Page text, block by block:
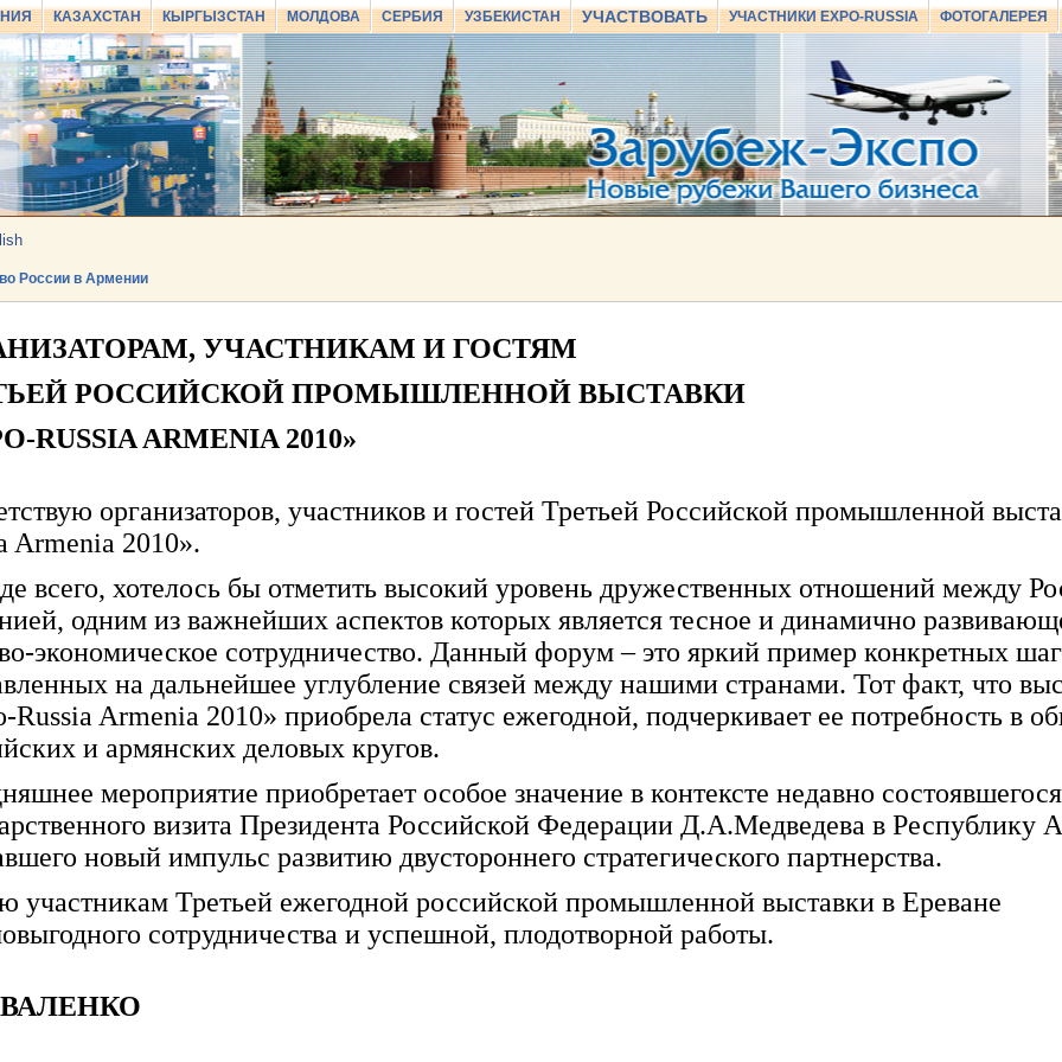
КАЗАХСТАН КЫРГЫЗСТАН МОЛДОВА СЕРБИЯ УЗБЕКИСТАН УЧАСТВОВАТЬ УЧАСТНИКИ EXPO-RUSSIA ФОТОГАЛЕРЕЯ
России в Армении
УЧАСТНИКАМ И ГОСТЯМ
РОССИЙСКОЙ ПРОМЫШЛЕННОЙ ВЫСТАВКИ
RUSSIA ARMENIA 2010»
организаторов, участников и гостей Третьей Российской промышленной
Armenia 2010».
всего, хотелось бы отметить высокий уровень дружественных отношений между
одним из важнейших аспектов которых является тесное и динамично
экономическое сотрудничество. Данный форум – это яркий пример конкретных
на дальнейшее углубление связей между нашими странами. Тот факт, что
Russia Armenia 2010» приобрела статус ежегодной, подчеркивает ее потребность в
и армянских деловых кругов.
мероприятие приобретает особое значение в контексте недавно
визита Президента Российской Федерации Д.А.Медведева в Республику
новый импульс развитию двустороннего стратегического партнерства.
участникам Третьей ежегодной российской промышленной выставки в Ереване
сотрудничества и успешной, плодотворной работы.